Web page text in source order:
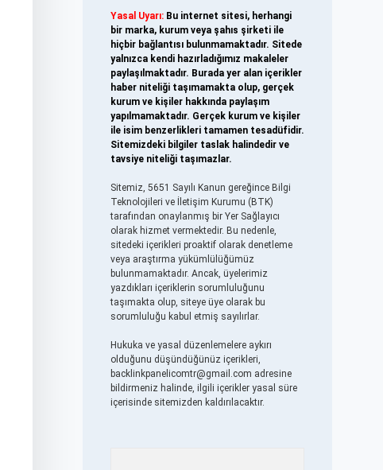
Yasal Uyarı: Bu internet sitesi, herhangi
bir marka, kurum veya şahıs şirketi ile
hiçbir bağlantısı bulunmamaktadır. Sitede
yalnızca kendi hazırladığımız makaleler
paylaşılmaktadır. Burada yer alan içerikler
haber niteliği taşımamakta olup, gerçek
kurum ve kişiler hakkında paylaşım
yapılmamaktadır. Gerçek kurum ve kişiler
ile isim benzerlikleri tamamen tesadüfidir.
Sitemizdeki bilgiler taslak halindedir ve
tavsiye niteliği taşımazlar.
Sitemiz, 5651 Sayılı Kanun gereğince Bilgi
Teknolojileri ve İletişim Kurumu (BTK)
tarafından onaylanmış bir Yer Sağlayıcı
olarak hizmet vermektedir. Bu nedenle,
sitedeki içerikleri proaktif olarak denetleme
veya araştırma yükümlülüğümüz
bulunmamaktadır. Ancak, üyelerimiz
yazdıkları içeriklerin sorumluluğunu
taşımakta olup, siteye üye olarak bu
sorumluluğu kabul etmiş sayılırlar.
Hukuka ve yasal düzenlemelere aykırı
olduğunu düşündüğünüz içerikleri,
backlinkpanelicomtr@gmail.com adresine
bildirmeniz halinde, ilgili içerikler yasal süre
içerisinde sitemizden kaldırılacaktır.